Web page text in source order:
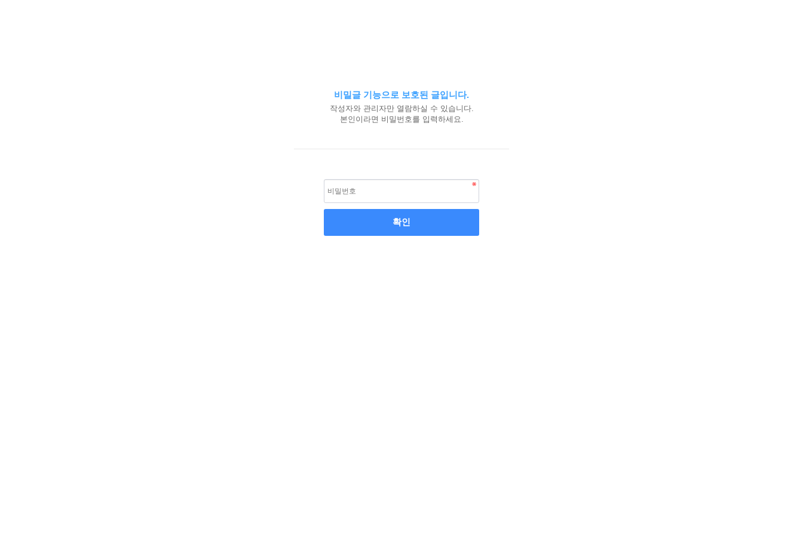
비밀글 기능으로 보호된 글입니다.
작성자와 관리자만 열람하실 수 있습니다.
본인이라면 비밀번호를 입력하세요.